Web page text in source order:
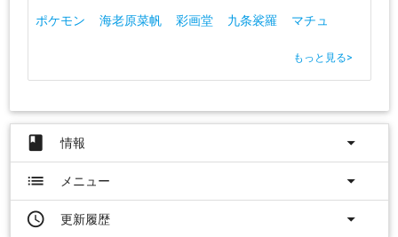
ポケモン
海老原菜帆 彩画堂 九条裟羅 マチュ
もっと見る>
book 情報
arrow_drop_down
list
メニュー
arrow_drop_down
access_time
更新履歴 arrow_drop_down